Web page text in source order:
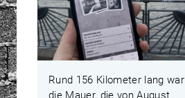
Rund 156 Kilometer lang war
die Mauer, die von August